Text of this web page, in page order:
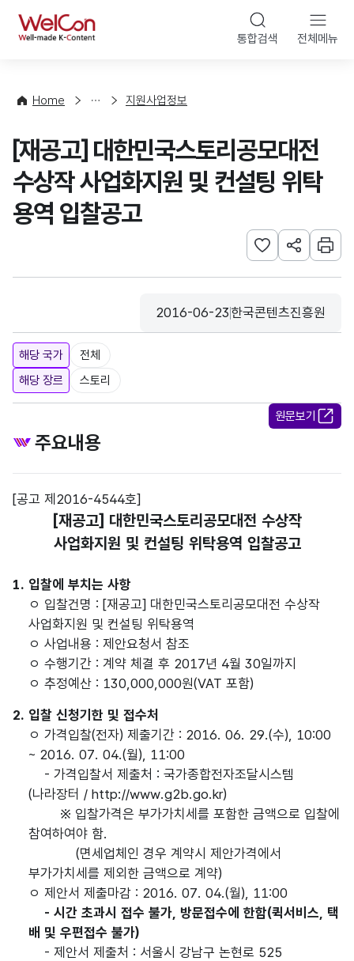
WelCon 통합검색 전체메뉴
Home
사
청
지원사업정보
[재공고] 대한민국스토리공모대전
수상작 사업화지원 및 컨설팅 위탁
용역 입찰공고
관심사 등록하기
URL 공유하
인쇄
등록일
2016-06-23
수집기관
한국콘텐츠진흥원
해당 국가
전체
해당 장르
스토리
원문보기
주요내용
[공고 제2016-4544호]
[재공고] 대한민국스토리공모대전 수상작
사업화지원 및 컨설팅 위탁용역 입찰공고
1. 입찰에 부치는 사항
ㅇ 입찰건명 : [재공고] 대한민국스토리공모대전 수상작
사업화지원 및 컨설팅 위탁용역
ㅇ 사업내용 : 제안요청서 참조
ㅇ 수행기간 : 계약 체결 후 2017년 4월 30일까지
ㅇ 추정예산 : 130,000,000원(VAT 포함)
2. 입찰 신청기한 및 접수처
ㅇ 가격입찰(전자) 제출기간 : 2016. 06. 29.(수), 10:00
~ 2016. 07. 04.(월), 11:00
- 가격입찰서 제출처 : 국가종합전자조달시스템
(나라장터 / http://www.g2b.go.kr)
※ 입찰가격은 부가가치세를 포함한 금액으로 입찰에
참여하여야 함.
(면세업체인 경우 계약시 제안가격에서
부가가치세를 제외한 금액으로 계약)
ㅇ 제안서 제출마감 : 2016. 07. 04.(월), 11:00
- 시간 초과시 접수 불가, 방문접수에 한함(퀵서비스, 택
배 및 우편접수 불가)
- 제안서 제출처 : 서울시 강남구 논현로 525